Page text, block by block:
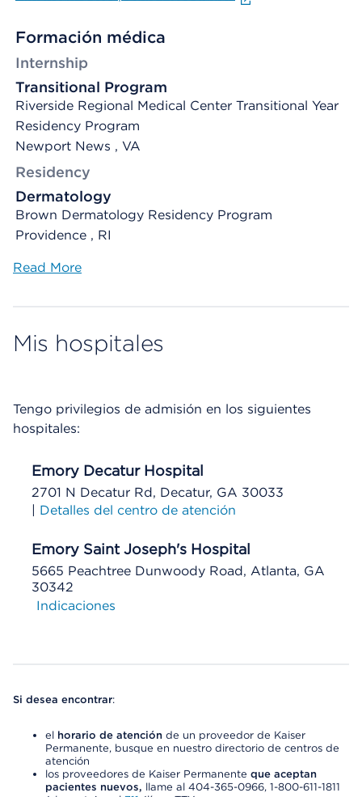
Formación médica
Internship
Transitional Program
Riverside Regional Medical Center Transitional Year
Residency Program
Newport News , VA
Residency
Dermatology
Brown Dermatology Residency Program
Providence , RI
Read More
Mis hospitales
Tengo privilegios de admisión en los siguientes
hospitales:
Emory Decatur Hospital
2701 N Decatur Rd, Decatur, GA 30033
| Detalles del centro de atención
Emory Saint Joseph's Hospital
5665 Peachtree Dunwoody Road, Atlanta, GA
30342
Indicaciones
Si desea encontrar:
el horario de atención de un proveedor de Kaiser
Permanente, busque en nuestro directorio de centros de
atención
los proveedores de Kaiser Permanente que aceptan
pacientes nuevos, llame al 404-365-0966, 1-800-611-1811